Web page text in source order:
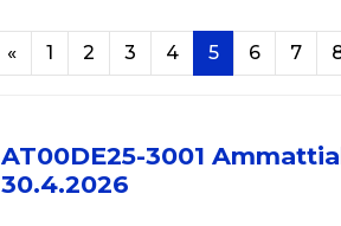
«Previous page
1 Page 1
2 Page 2
3 Page 3
4Page 4
5Page 5
6Page 6
7
AT00DE25-3001
30.4.2026